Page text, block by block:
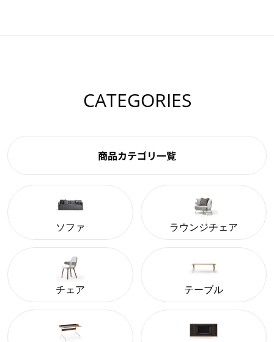
CATEGORIES
商品カテゴリ一覧
ソファ ラウンジチェア
チェア テーブル